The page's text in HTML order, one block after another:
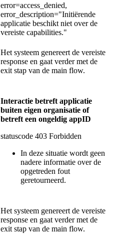
error=access_denied,
error_description="Initiërende
applicatie beschikt niet over de
vereiste capabilities."
Het systeem genereert de vereiste
response en gaat verder met de
exit stap van de main flow.
Interactie betreft applicatie
buiten eigen organisatie of
betreft een ongeldig appID
statuscode 403 Forbidden
In deze situatie wordt geen
nadere informatie over de
opgetreden fout
geretourneerd.
Het systeem genereert de vereiste
response en gaat verder met de
exit stap van de main flow.